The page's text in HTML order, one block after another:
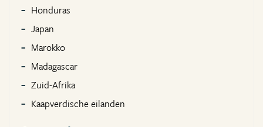
Honduras
Japan
Marokko
Madagascar
Zuid-Afrika
Kaapverdische eilanden